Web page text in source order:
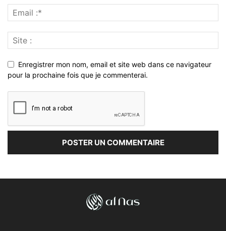
Enregistrer mon nom, email et site web dans ce navigateur
pour la prochaine fois que je commenterai.